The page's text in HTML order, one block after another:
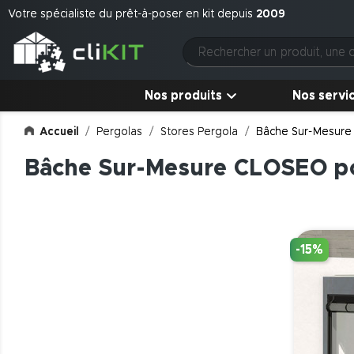
Votre spécialiste du prêt-à-poser en kit depuis 2009
Nos produits Nos
Accueil Pergolas Stores Pergola Bâche Sur-
Bâche Sur-Mesure CLOSEO
-15%